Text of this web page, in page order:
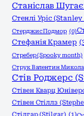
Станіслав
Стенлі Уріс
Стерджис Подмор (0)
Стефанія Крамер
Стребер (Spooky month)
Струк Валентин
Стів Роджерс
Стівен Кварц
Стівен Стіллз
Стілгар (Stilgar) (1)